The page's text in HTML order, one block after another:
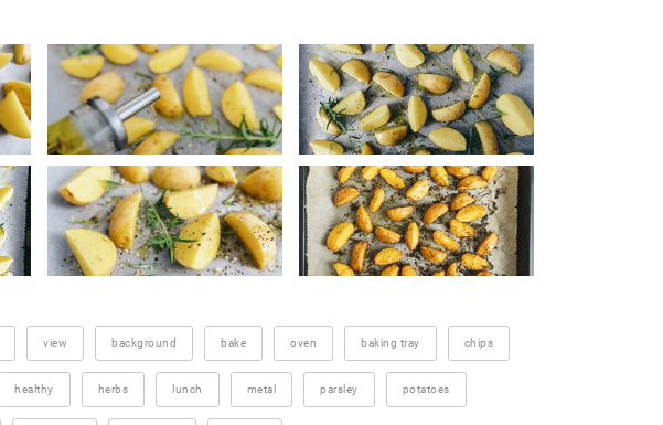
view background bake oven baking tray chips
healthy herbs lunch metal parsley potatoes